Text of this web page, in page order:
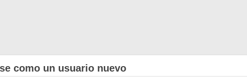
como un usuario nuevo